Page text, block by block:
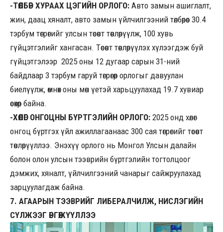
-ТӨЛБӨР ХУРААХ ЦЭГИЙН ОРЛОГО: Авто замын ашиглалт,
жин, даац хяналт, авто замын үйлчилгээний төлбөрөөс 30.4
тэрбум төгрөгийг улсын төсөвт төвлөрүүлж, 100 хувь
гүйцэтгэлийг хангасан. Төсөвт төвлөрүүлэх хүлээгдэж буй
гүйцэтгэлээр 2025 оны 12 дугаар сарын 31-ний
байдлаар 3 тэрбум гаруй төгрөгөөр орлогыг давуулан
биелүүлж, өмнөх оны мөн үетэй харьцуулахад 19.7 хувиар
өсөхөөр байна.
-ХӨЛӨГ ОНГОЦНЫ БҮРТГЭЛИЙН ОРЛОГО: 2025 онд хөлөг
онгоц бүртгэх үйл ажиллагаанаас 300 сая төгрөгийг төсөвт
төвлөрүүллээ. Энэхүү орлого нь Монгол Улсын далайн
болон олон улсын тээврийн бүртгэлийн тогтолцоог
дэмжих, хяналт, үйлчилгээний чанарыг сайжруулахад
зарцуулагдаж байна.
7. АГААРЫН ТЭЭВРИЙГ ЛИБЕРАЛЧИЛЖ, НИСЛЭГИЙН
СҮЛЖЭЭГ ӨРГӨЖҮҮЛЛЭЭ